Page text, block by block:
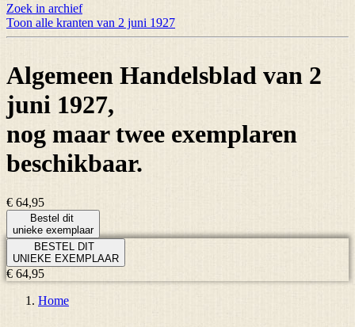
Zoek in archief
Toon alle kranten van 2 juni 1927
Algemeen Handelsblad van 2
juni 1927,
nog maartwee exemplaren
beschikbaar.
€ 64,95
Bestel dit
unieke exemplaar
BESTEL DIT
UNIEKE EXEMPLAAR
€ 64,95
Home